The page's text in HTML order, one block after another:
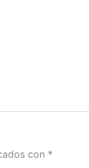
con *